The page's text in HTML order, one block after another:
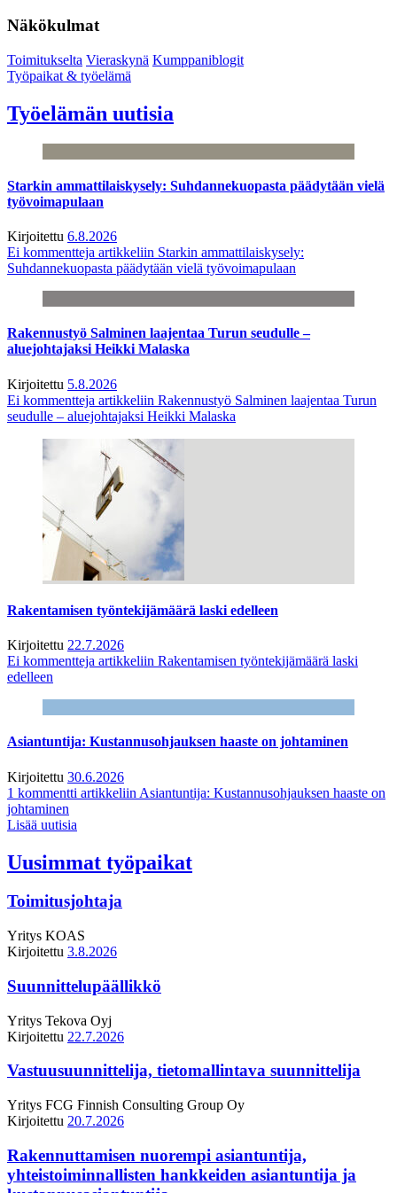
Näkökulmat
Toimitukselta Vieraskynä Kumppaniblogit
Työpaikat & työelämä
Työelämän uutisia
Starkin ammattilaiskysely: Suhdannekuopasta päädytään vielä
työvoimapulaan
Kirjoitettu 6.8.2026
Ei kommentteja artikkeliin Starkin ammattilaiskysely:
Suhdannekuopasta päädytään vielä työvoimapulaan
Rakennustyö Salminen laajentaa Turun seudulle –
aluejohtajaksi Heikki Malaska
Kirjoitettu 5.8.2026
Ei kommentteja artikkeliin Rakennustyö Salminen laajentaa Turun
seudulle – aluejohtajaksi Heikki Malaska
Rakentamisen työntekijämäärä laski edelleen
Kirjoitettu 22.7.2026
Ei kommentteja artikkeliin Rakentamisen työntekijämäärä laski
edelleen
Asiantuntija: Kustannusohjauksen haaste on johtaminen
Kirjoitettu 30.6.2026
1 kommentti artikkeliin Asiantuntija: Kustannusohjauksen haaste on
johtaminen
Lisää uutisia
Uusimmat työpaikat
Toimitusjohtaja
Yritys KOAS
Kirjoitettu 3.8.2026
Suunnittelupäällikkö
Yritys Tekova Oyj
Kirjoitettu 22.7.2026
Vastuusuunnittelija, tietomallintava suunnittelija
Yritys FCG Finnish Consulting Group Oy
Kirjoitettu 20.7.2026
Rakennuttamisen nuorempi asiantuntija,
yhteistoiminnallisten hankkeiden asiantuntija ja